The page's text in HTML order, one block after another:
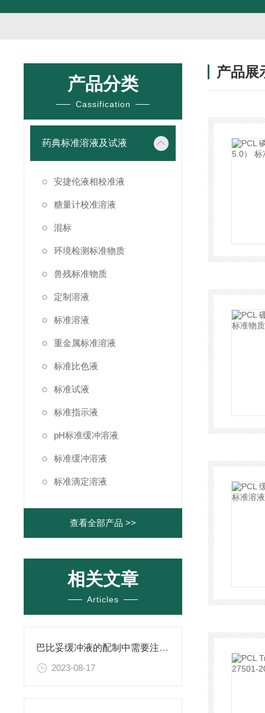
产品分类
Cassification
药典标准溶液及试液
安捷伦液相校准液
糖量计校准溶液
混标
环境检测标准物质
兽残标准物质
定制溶液
标准溶液
重金属标准溶液
标准比色液
标准试液
标准指示液
pH标准缓冲溶液
标准缓冲溶液
标准滴定溶液
查看全部产品 >>
相关文章
Articles
巴比妥缓冲液的配制中需要注意的实验操作技巧
2023-08-17
产品展